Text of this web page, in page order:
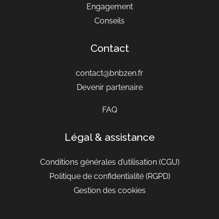
Engagement
Conseils
Contact
contact@bnbzen.fr
Devenir partenaire
FAQ
Légal & assistance
Conditions générales d’utilisation(CGU)
Politique de confidentialité (RGPD)
Gestion des cookies